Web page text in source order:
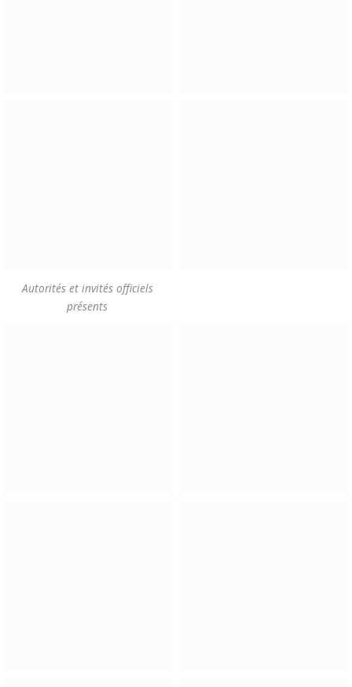
Autorités et invités officiels
présents